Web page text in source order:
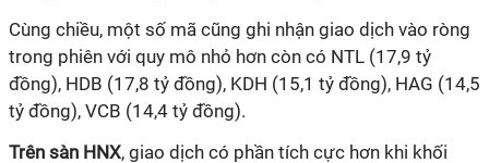
Cùng chiều, một số mã cũng ghi nhận giao dịch vào ròng
trong phiên với quy mô nhỏ hơn còn có NTL (17,9 tỷ
đồng), HDB (17,8 tỷ đồng), KDH (15,1 tỷ đồng), HAG (14,5
tỷ đồng), VCB (14,4 tỷ đồng).
Trên sàn HNX, giao dịch có phần tích cực hơn khi khối